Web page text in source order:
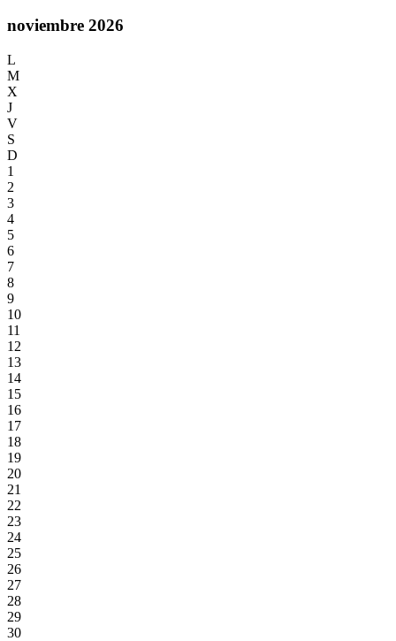
noviembre 2026
L
M
X
J
V
S
D
1
2
3
4
5
6
7
8
9
10
11
12
13
14
15
16
17
18
19
20
21
22
23
24
25
26
27
28
29
30